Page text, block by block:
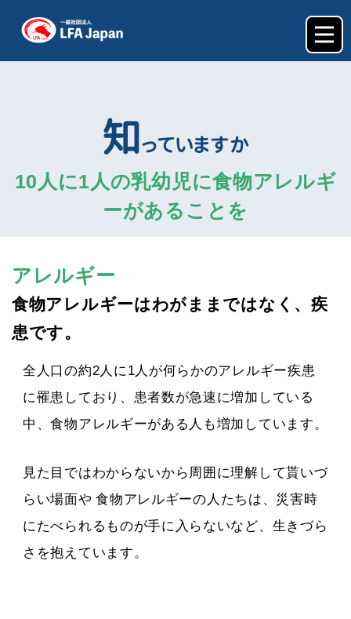
知っていますか
10人に1人の乳幼児に食物アレルギ
ーがあることを
アレルギー
食物アレルギーはわがままではなく、疾
患です。
全人口の約2人に1人が何らかのアレルギー疾患
に罹患しており、患者数が急速に増加している
中、食物アレルギーがある人も増加しています。
見た目ではわからないから周囲に理解して貰いづ
らい場面や 食物アレルギーの人たちは、災害時
にたべられるものが手に入らないなど、生きづら
さを抱えています。